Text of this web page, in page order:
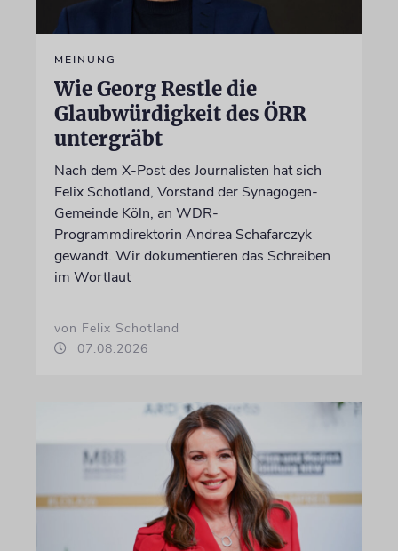
MEINUNG
Wie Georg Restle die
Glaubwürdigkeit des ÖRR
untergräbt
Nach dem X-Post des Journalisten hat sich
Felix Schotland, Vorstand der Synagogen-
Gemeinde Köln, an WDR-
Programmdirektorin Andrea Schafarczyk
gewandt. Wir dokumentieren das Schreiben
im Wortlaut
von Felix Schotland
07.08.2026